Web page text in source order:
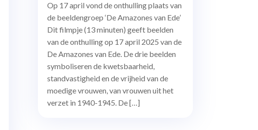
Op 17 april vond de onthulling plaats van
de beeldengroep ‘De Amazones van Ede’
Dit filmpje (13 minuten) geeft beelden
van de onthulling op 17 april 2025 van de
De Amazones van Ede. De drie beelden
symboliseren de kwetsbaarheid,
standvastigheid en de vrijheid van de
moedige vrouwen, van vrouwen uit het
verzet in 1940-1945. De […]